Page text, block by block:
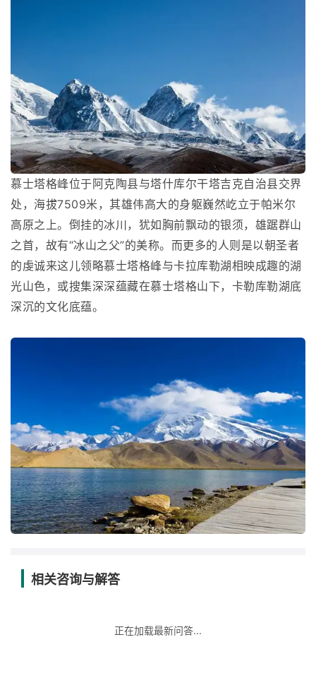
慕士塔格峰位于阿克陶县与塔什库尔干塔吉克自治县交界
处，海拔7509米，其雄伟高大的身躯巍然屹立于帕米尔
高原之上。倒挂的冰川，犹如胸前飘动的银须，雄踞群山
之首，故有“冰山之父”的美称。而更多的人则是以朝圣者
的虔诚来这儿领略慕士塔格峰与卡拉库勒湖相映成趣的湖
光山色，或搜集深深蕴藏在慕士塔格山下，卡勒库勒湖底
深沉的文化底蕴。
相关咨询与解答
正在加载最新问答...